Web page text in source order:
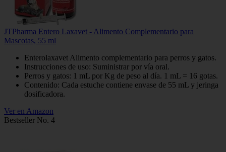
JTPharma Entero Laxavet - Alimento Complementario para
Mascotas, 55 ml
Enterolaxavet Alimento complementario para perros y gatos.
Instrucciones de uso: Suministrar por vía oral.
Perros y gatos: 1 mL por Kg de peso al día. 1 mL = 16 gotas.
Contenido: Cada estuche contiene envase de 55 mL y jeringa
dosificadora.
Ver en Amazon
Bestseller No. 4